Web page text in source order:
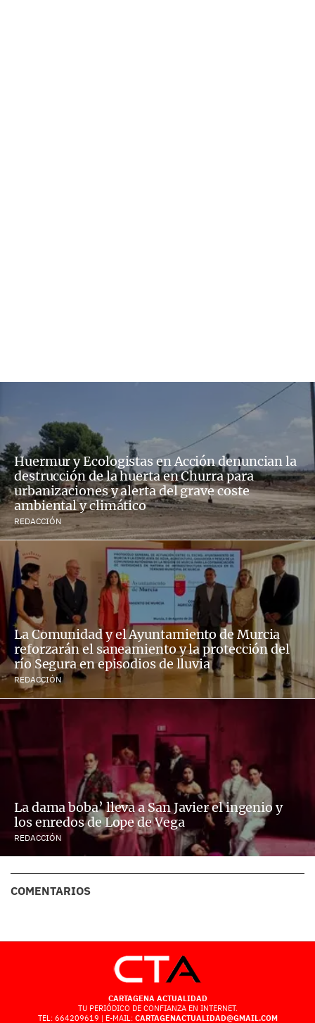
Huermur y Ecologistas en Acción denuncian la
destrucción de la huerta en Churra para
urbanizaciones y alerta del grave coste
ambiental y climático
REDACCIÓN
La Comunidad y el Ayuntamiento de Murcia
reforzarán el saneamiento y la protección del
río Segura en episodios de lluvia
REDACCIÓN
La dama boba’ lleva a San Javier el ingenio y
los enredos de Lope de Vega
REDACCIÓN
COMENTARIOS
CARTAGENA ACTUALIDAD
TU PERIÓDICO DE CONFIANZA EN INTERNET.
TEL: 664209619 | E-MAIL: CARTAGENACTUALIDAD@GMAIL.COM